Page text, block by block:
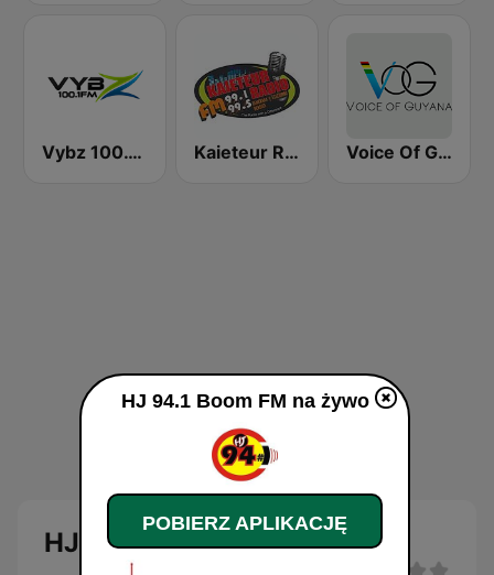
Vybz 100.1 FM Kaieteur Radio 99.1 FM Voice Of Guyana
HJ 94.1 Boom FM
HJ 94.1 Boom FM na żywo
POBIERZ APLIKACJĘ